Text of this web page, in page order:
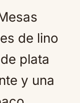
de lino
plata
y una